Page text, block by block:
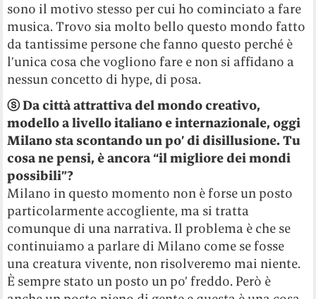
sono il motivo stesso per cui ho cominciato a fare
musica. Trovo sia molto bello questo mondo fatto
da tantissime persone che fanno questo perché è
l’unica cosa che vogliono fare e non si affidano a
nessun concetto di hype, di posa.
ⓢDa città attrattiva del mondo creativo,
modello a livello italiano e internazionale, oggi
Milano sta scontando un po’ di disillusione. Tu
cosa ne pensi, è ancora “il migliore dei mondi
possibili”?
Milano in questo momento non è forse un posto
particolarmente accogliente, ma si tratta
comunque di una narrativa. Il problema è che se
continuiamo a parlare di Milano come se fosse
una creatura vivente, non risolveremo mai niente.
È sempre stato un posto un po’ freddo. Però è